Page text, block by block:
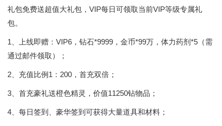
礼包免费送超值大礼包，VIP每日可领取当前VIP等级专属礼
包。
1、上线即赠：VIP6，钻石*9999，金币*99万，体力药剂*5（需
通过邮件领取）；
2、充值比例1：200，首充双倍；
3、首充豪礼送橙色精灵，价值11250钻物品；
4、每日签到、豪华签到可获得大量道具和材料；